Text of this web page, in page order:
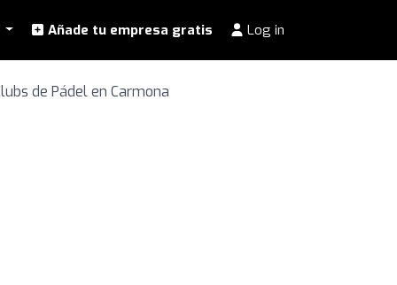
Añade tu empresa gratis Log in
de Pádel en Carmona